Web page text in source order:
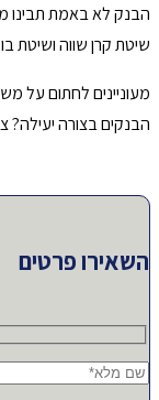
הבנק לא באמת תבינו
שיטת קרן שווה ושיטת
מעוניינים לחתום על
הבנקים בצורה יעילה?
השאירו פרטים